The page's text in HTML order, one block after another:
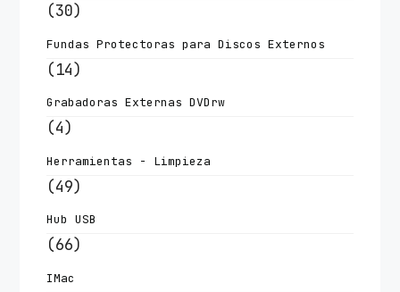
(30)
Fundas Protectoras para Discos Externos
(14)
Grabadoras Externas DVDrw
(4)
Herramientas - Limpieza
(49)
Hub USB
(66)
IMac